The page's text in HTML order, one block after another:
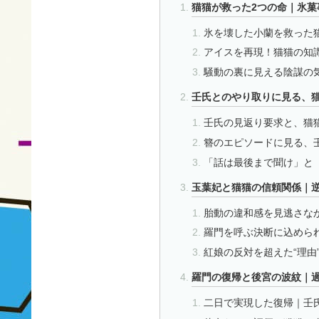
猫猫が救った2つの命｜氷
氷を壊した小蘭を救った
アイスを再現！猫猫の知
騒動の裏に見える陰謀の
壬氏とのやり取りに見る、
壬氏の見返り要求と、猫
簪のエピソードに見る、
「話は最後まで聞け」
玉葉妃と猫猫の信頼関係｜
胎動の違和感を見逃さな
羅門を呼ぶ決断に込めら
紅娘の反対を超えた“理
羅門の復帰と後宮の波紋｜
二日で実現した復帰｜壬